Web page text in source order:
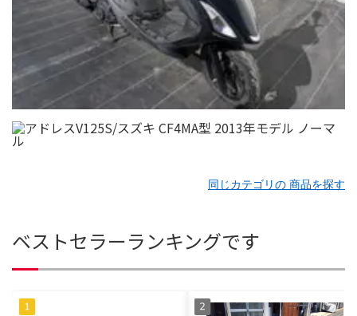
同じカテゴリの 商品を探す
ベストセラーランキングです